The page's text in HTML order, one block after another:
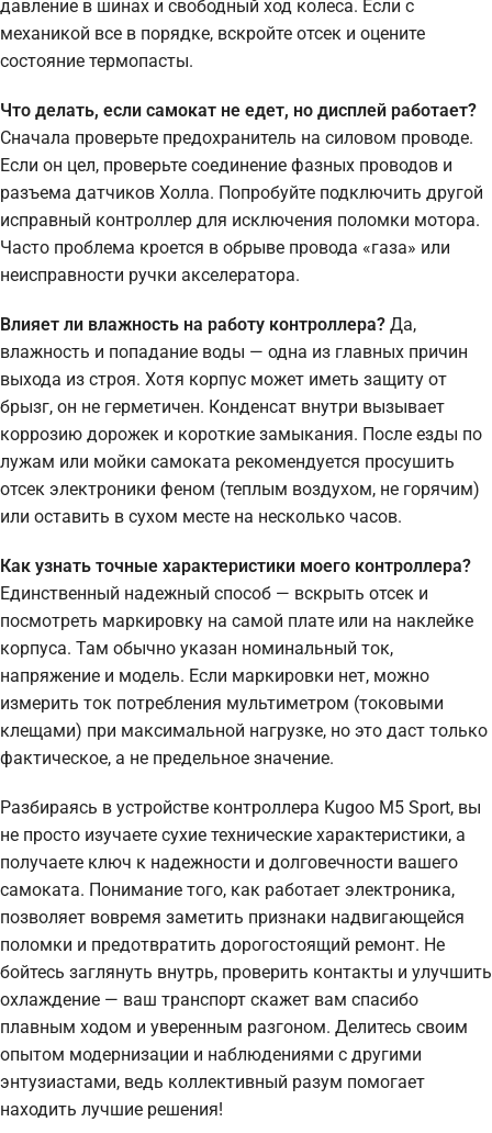
давление в шинах и свободный ход колеса. Если с
механикой все в порядке, вскройте отсек и оцените
состояние термопасты.
Что делать, если самокат не едет, но дисплей работает?
Сначала проверьте предохранитель на силовом проводе.
Если он цел, проверьте соединение фазных проводов и
разъема датчиков Холла. Попробуйте подключить другой
исправный контроллер для исключения поломки мотора.
Часто проблема кроется в обрыве провода «газа» или
неисправности ручки акселератора.
Влияет ли влажность на работу контроллера? Да,
влажность и попадание воды — одна из главных причин
выхода из строя. Хотя корпус может иметь защиту от
брызг, он не герметичен. Конденсат внутри вызывает
коррозию дорожек и короткие замыкания. После езды по
лужам или мойки самоката рекомендуется просушить
отсек электроники феном (теплым воздухом, не горячим)
или оставить в сухом месте на несколько часов.
Как узнать точные характеристики моего контроллера?
Единственный надежный способ — вскрыть отсек и
посмотреть маркировку на самой плате или на наклейке
корпуса. Там обычно указан номинальный ток,
напряжение и модель. Если маркировки нет, можно
измерить ток потребления мультиметром (токовыми
клещами) при максимальной нагрузке, но это даст только
фактическое, а не предельное значение.
Разбираясь в устройстве контроллера Kugoo M5 Sport, вы
не просто изучаете сухие технические характеристики, а
получаете ключ к надежности и долговечности вашего
самоката. Понимание того, как работает электроника,
позволяет вовремя заметить признаки надвигающейся
поломки и предотвратить дорогостоящий ремонт. Не
бойтесь заглянуть внутрь, проверить контакты и улучшить
охлаждение — ваш транспорт скажет вам спасибо
плавным ходом и уверенным разгоном. Делитесь своим
опытом модернизации и наблюдениями с другими
энтузиастами, ведь коллективный разум помогает
находить лучшие решения!